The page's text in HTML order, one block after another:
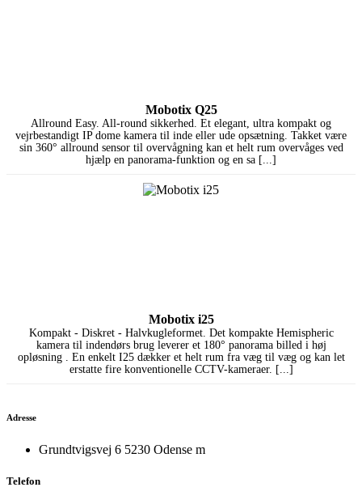
Mobotix Q25
Allround Easy. All-round sikkerhed. Et elegant, ultra kompakt og
vejrbestandigt IP dome kamera til inde eller ude opsætning. Takket være
sin 360° allround sensor til overvågning kan et helt rum overvåges ved
hjælp en panorama-funktion og en sa [...]
Mobotix i25
Kompakt - Diskret - Halvkugleformet. Det kompakte Hemispheric
kamera til indendørs brug leverer et 180° panorama billed i høj
opløsning . En enkelt I25 dækker et helt rum fra væg til væg og kan let
erstatte fire konventionelle CCTV-kameraer. [...]
Adresse
Grundtvigsvej 6 5230 Odense m
Telefon